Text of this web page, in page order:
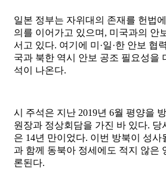
일본 정부는 자위대의 존재를 헌법
의를 이어가고 있으며, 미국과의 안
서고 있다. 여기에 미·일·한 안보 협
국과 북한 역시 안보 공조 필요성을
석이 나온다.
시 주석은 지난 2019년 6월 평양을
원장과 정상회담을 가진 바 있다. 당
은 14년 만이었다. 이번 방북이 성사
과 함께 동북아 정세에도 적지 않은
론된다.